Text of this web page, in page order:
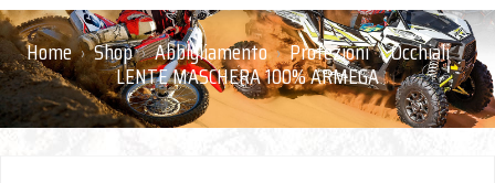
Home › Shop › Abbigliamento › Protezioni › Occhiali ›
LENTE MASCHERA 100% ARMEGA